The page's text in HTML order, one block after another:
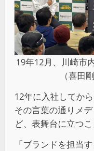
19年12月、川崎市
（喜田
12年に入社してか
その言葉の通りメ
ど、表舞台に立つこ
「ブランドを担当